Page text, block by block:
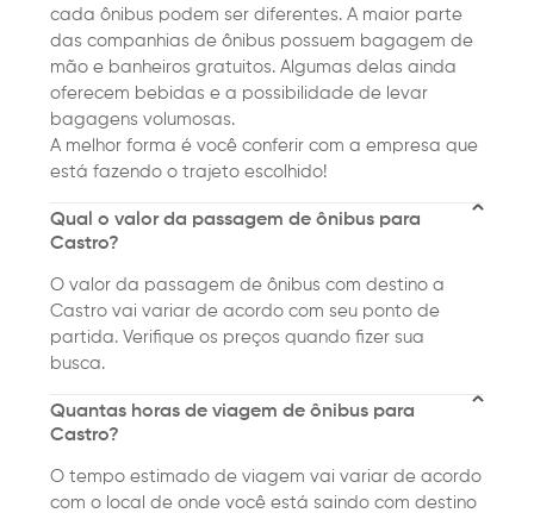
cada ônibus podem ser diferentes. A maior parte
das companhias de ônibus possuem bagagem de
mão e banheiros gratuitos. Algumas delas ainda
oferecem bebidas e a possibilidade de levar
bagagens volumosas.
A melhor forma é você conferir com a empresa que
está fazendo o trajeto escolhido!
Qual o valor da passagem de ônibus para
Castro?
O valor da passagem de ônibus com destino a
Castro vai variar de acordo com seu ponto de
partida. Verifique os preços quando fizer sua
busca.
Quantas horas de viagem de ônibus para
Castro?
O tempo estimado de viagem vai variar de acordo
com o local de onde você está saindo com destino